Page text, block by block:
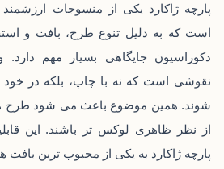
پارچه ژاکارد یکی از منسوجات
است که به دلیل تنوع طرح، بافت و
دکوراسیون جایگاهی بسیار مهم دارد.
نقوشی است که نه با چاپ، بلکه در خود
‌شوند. همین موضوع باعث می‌ شود طرح ‌ها
از نظر ظاهری لوکس ‌تر باشند. این
پارچه ژاکارد به یکی از محبوب‌ ترین بافت